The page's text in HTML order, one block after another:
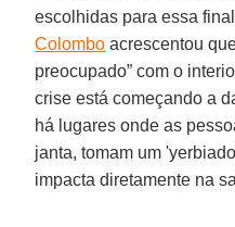
escolhidas para essa
Colombo acrescentou
preocupado” com o
crise está começando a
há lugares onde as
janta, tomam um
impacta diretamente na